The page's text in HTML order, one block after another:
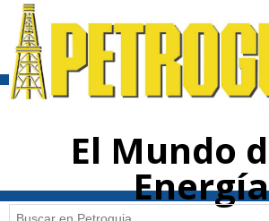
contenido
El Mundo
Energía
Buscar